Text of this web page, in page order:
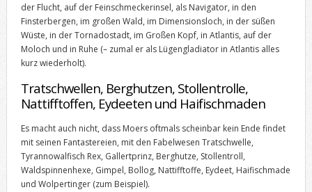
der Flucht, auf der Feinschmeckerinsel, als Navigator, in den
Finsterbergen, im großen Wald, im Dimensionsloch, in der süßen
Wüste, in der Tornadostadt, im Großen Kopf, in Atlantis, auf der
Moloch und in Ruhe (– zumal er als Lügengladiator in Atlantis alles
kurz wiederholt).
Tratschwellen, Berghutzen, Stollentrolle,
Nattifftoffen, Eydeeten und Haifischmaden
Es macht auch nicht, dass Moers oftmals scheinbar kein Ende findet
mit seinen Fantastereien, mit den Fabelwesen Tratschwelle,
Tyrannowalfisch Rex, Gallertprinz, Berghutze, Stollentroll,
Waldspinnenhexe, Gimpel, Bollog, Nattifftoffe, Eydeet, Haifischmade
und Wolpertinger (zum Beispiel).